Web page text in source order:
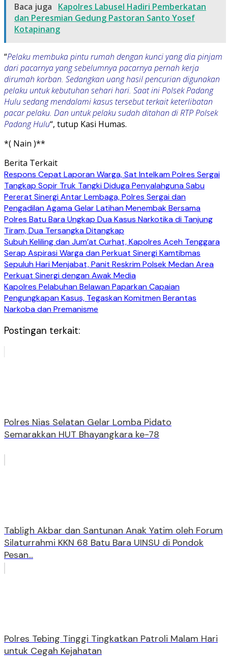
Baca juga
Kapolres Labusel Hadiri Pemberkatan
dan Peresmian Gedung Pastoran Santo Yosef
Kotapinang
“Pelaku membuka pintu rumah dengan kunci yang dia pinjam
dari pacarnya yang sebelumnya pacarnya pernah kerja
dirumah korban. Sedangkan uang hasil pencurian digunakan
pelaku untuk kebutuhan sehari hari. Saat ini Polsek Padang
Hulu sedang mendalami kasus tersebut terkait keterlibatan
pacar pelaku. Dan untuk pelaku sudah ditahan di RTP Polsek
Padang Hulu“, tutup Kasi Humas.
*( Nain )**
Berita Terkait
Respons Cepat Laporan Warga, Sat Intelkam Polres Sergai
Tangkap Sopir Truk Tangki Diduga Penyalahguna Sabu
Pererat Sinergi Antar Lembaga, Polres Sergai dan
Pengadilan Agama Gelar Latihan Menembak Bersama
Polres Batu Bara Ungkap Dua Kasus Narkotika di Tanjung
Tiram, Dua Tersangka Ditangkap
Subuh Keliling dan Jum’at Curhat, Kapolres Aceh Tenggara
Serap Aspirasi Warga dan Perkuat Sinergi Kamtibmas
Sepuluh Hari Menjabat, Panit Reskrim Polsek Medan Area
Perkuat Sinergi dengan Awak Media
Kapolres Pelabuhan Belawan Paparkan Capaian
Pengungkapan Kasus, Tegaskan Komitmen Berantas
Narkoba dan Premanisme
Postingan terkait:
Polres Nias Selatan Gelar Lomba Pidato
Semarakkan HUT Bhayangkara ke-78
Tabligh Akbar dan Santunan Anak Yatim oleh Forum
Silaturrahmi KKN 68 Batu Bara UINSU di Pondok
Pesan...
Polres Tebing Tinggi Tingkatkan Patroli Malam Hari
untuk Cegah Kejahatan